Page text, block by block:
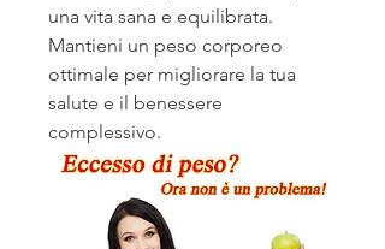
una vita sana e equilibrata.
Mantieni un peso corporeo
ottimale per migliorare la tua
salute e il benessere
complessivo.